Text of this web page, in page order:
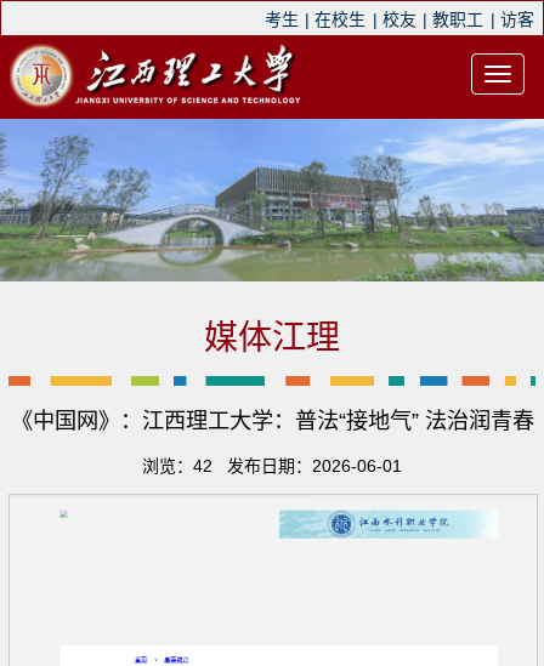
考生 | 在校生 | 校友 | 教职工 | 访客
媒体江理
《中国网》：江西理工大学：普法“接地气” 法治润青春
浏览： 42 发布日期：2026-06-01